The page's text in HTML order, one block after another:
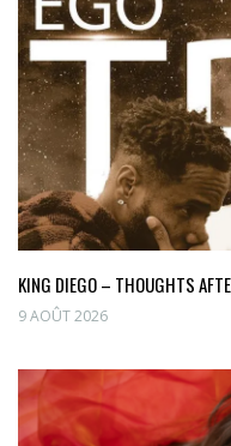
KING DIEGO – THOUGHTS
9 AOÛT 2026